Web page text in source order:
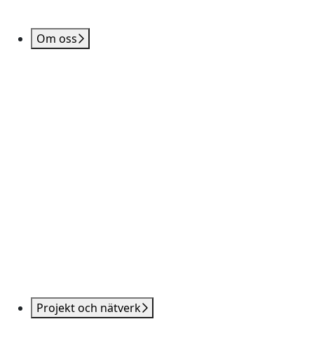
Om oss
Projekt och nätverk